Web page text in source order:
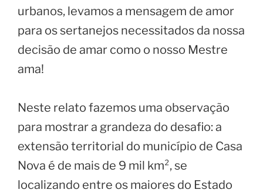
urbanos, levamos a mensagem de amor
para os sertanejos necessitados da nossa
decisão de amar como o nosso Mestre
ama!
Neste relato fazemos uma observação
para mostrar a grandeza do desafio: a
extensão territorial do município de Casa
Nova é de mais de 9 mil km², se
localizando entre os maiores do Estado